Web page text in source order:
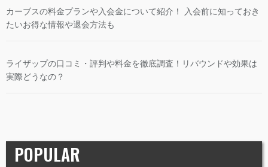
カーブスの料金プランや入会金について紹介！ 入会前に知っておき
たいお得な情報や退会方法も
ライザップの口コミ・評判や料金を徹底調査！リバウンドや効果は
実際どうなの？
POPULAR